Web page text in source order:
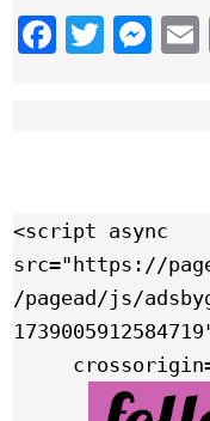
Facebook
Twitter
<script async
src="https://
/pagead/js/